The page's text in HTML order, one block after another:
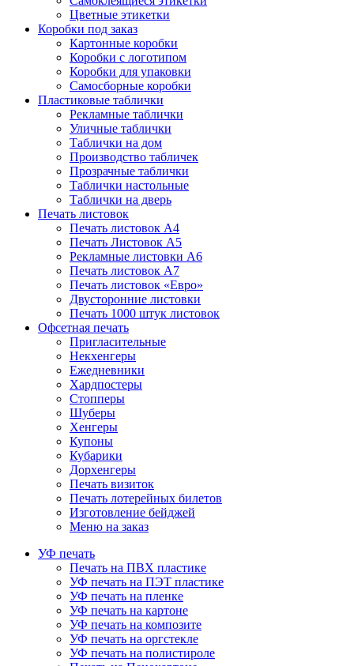
Цветные этикетки
Коробки под заказ
Картонные коробки
Коробки с логотипом
Коробки для упаковки
Самосборные коробки
Пластиковые таблички
Рекламные таблички
Уличные таблички
Таблички на дом
Производство табличек
Прозрачные таблички
Таблички настольные
Таблички на дверь
Печать листовок
Печать листовок А4
Печать Листовок А5
Рекламные листовки А6
Печать листовок А7
Печать листовок «Евро»
Двусторонние листовки
Печать 1000 штук листовок
Офсетная печать
Пригласительные
Некхенгеры
Ежедневники
Хардпостеры
Стопперы
Шуберы
Хенгеры
Купоны
Кубарики
Дорхенгеры
Печать визиток
Печать лотерейных билетов
Изготовление бейджей
Меню на заказ
УФ печать
Печать на ПВХ пластике
УФ печать на ПЭТ пластике
УФ печать на пленке
УФ печать на картоне
УФ печать на композите
УФ печать на оргстекле
УФ печать на полистироле